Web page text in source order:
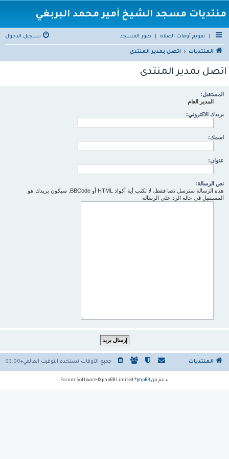
منتديات مسجد الشيخ أمير محمد البربغي
تقويم أوقات الصلاة صور المسجد تسجيل الدخول
المنتديات اتصل بمدير المنتدى
اتصل بمدير المنتدى
المستقبل:
المدير العام
بريدك الاكتروني:
اسمك:
عنوان:
نص الرسالة:
هذه الرسالة سترسل نصا فقط، لا تكتب أية أكواد HTML أو BBCode. سيكون بريدك هو
المستقبل في حالة الرد على الرسالة
المنتديات جميع الأوقات تستخدم التوقيت العالمي+03:00
بدعم من phpBB
® Forum Software © phpBB Limited